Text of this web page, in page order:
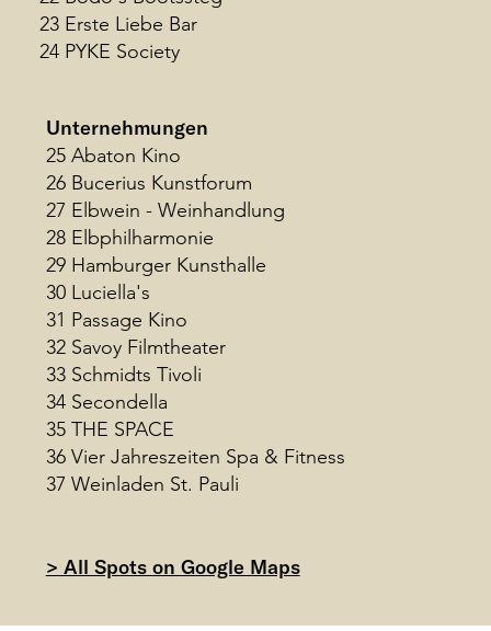
23 Erste Liebe Bar
24 PYKE Society
Unternehmungen
25 Abaton Kino
26 Bucerius Kunstforum
27 Elbwein - Weinhandlung
28 Elbphilharmonie
29 Hamburger Kunsthalle
30 Luciella's
31 Passage Kino
32 Savoy Filmtheater
33 Schmidts Tivoli
34 Secondella
35 THE SPACE
36 Vier Jahreszeiten Spa & Fitness
37 Weinladen St. Pauli
> All Spots on Google Maps